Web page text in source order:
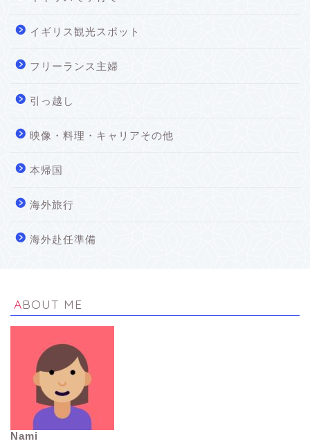
イギリス観光スポット
フリーランス主婦
引っ越し
映像・料理・キャリアその他
本帰国
海外旅行
海外赴任準備
ABOUT ME
Nami